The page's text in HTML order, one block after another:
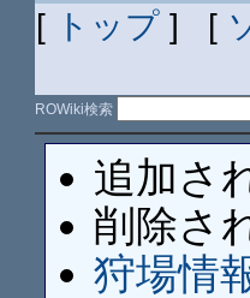
[ トップ] [
ROWiki検索
追加さ
削除さ
狩場情